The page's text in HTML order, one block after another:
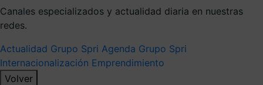
Canales especializados y actualidad diaria en nuestras
redes.
Actualidad Grupo Spri Agenda Grupo Spri
Internacionalización Emprendimiento
Volver